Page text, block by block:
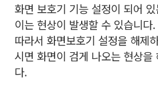
화면 보호기 기능 설정이 되어
이는 현상이 발생할 수 있습니다.
따라서 화면보호기 설정을 해제
시면 화면이 검게 나오는 현상을
다.